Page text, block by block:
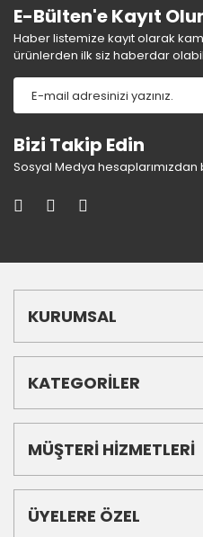
E-Bülten'e Kayıt
Haber listemize kayıt olarak
ürünlerden ilk siz haberdar
Bizi Takip Edin
Sosyal Medya
KURUMSAL
KATEGORİLER
MÜŞTERİ HİZMETLERİ
ÜYELERE ÖZEL